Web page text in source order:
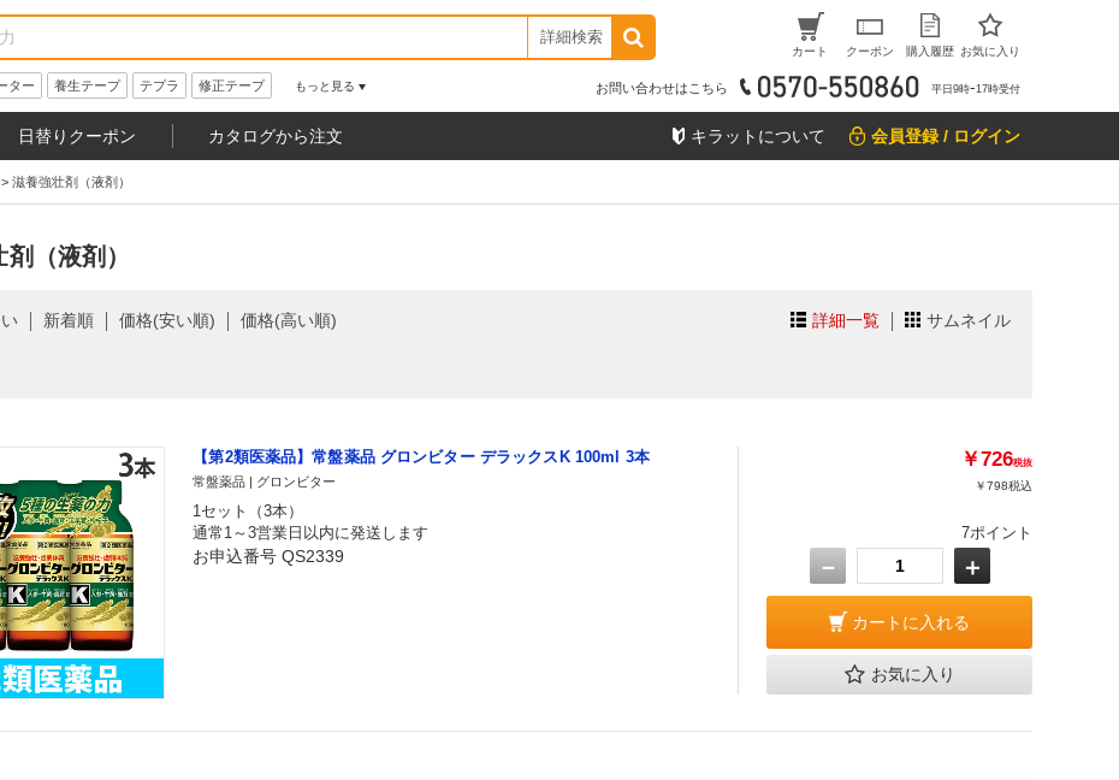
詳細検索
カート クーポン 購入履歴 お気に入り
ター 養生テープ テプラ 修正テープ もっと見る お問い合わせはこちら 平日9時ｰ17時受付
日替りクーポン カタログから注文 キラットについて 会員登録 / ログイン
> 滋養強壮剤（液剤）
（液剤）
詳細一覧 サムネイル
新着順 価格(安い順) 価格(高い順)
【第2類医薬品】常盤薬品 グロンビター デラックスK 100ml 3本
常盤薬品 | グロンビター
1セット（3本）
通常1～3営業日以内に発送します
お申込番号 QS2339
￥726税抜
￥798税込
7ポイント
－ ＋
カートに入れる
お気に入り